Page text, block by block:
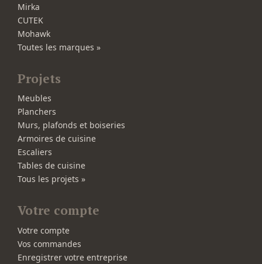
Mirka
CUTEK
Mohawk
Toutes les marques »
Projets
Meubles
Planchers
Murs, plafonds et boiseries
Armoires de cuisine
Escaliers
Tables de cuisine
Tous les projets »
Votre compte
Votre compte
Vos commandes
Enregistrer votre entreprise